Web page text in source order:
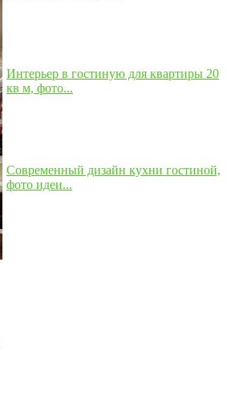
Интерьер в гостиную для квартиры 20
кв м, фото...
Современный дизайн кухни гостиной,
фото идеи...